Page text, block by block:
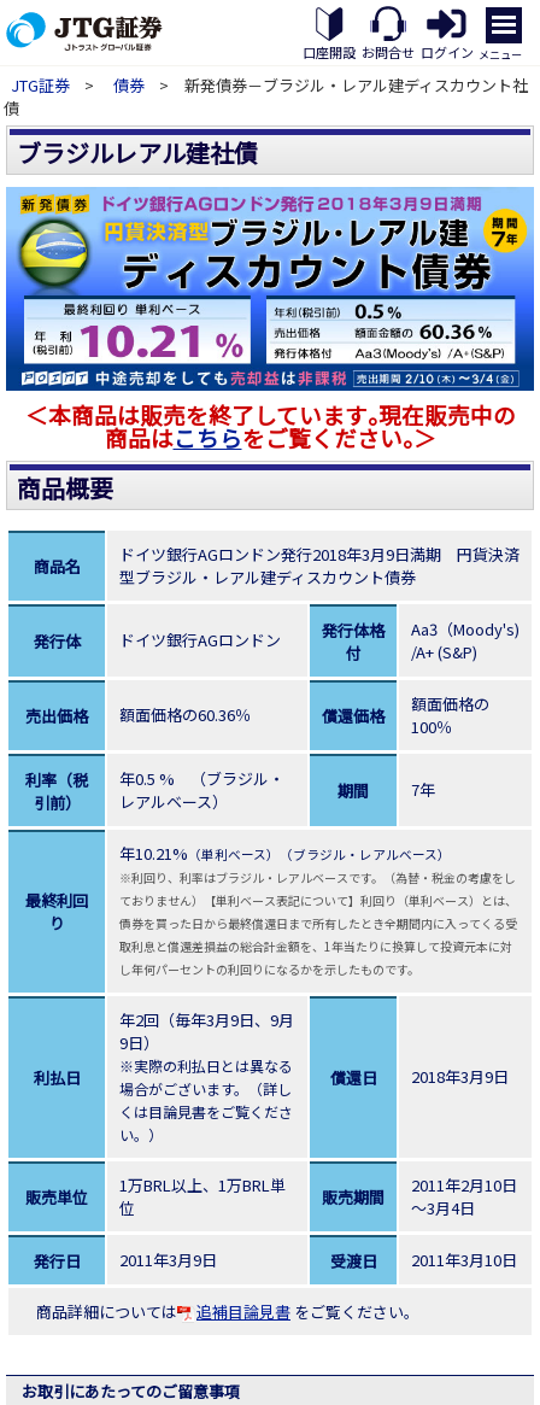
口座開設 お問合せ ログイン
メ
ニ
ュ
ー
開
メニュー
JTG証券 > 債券
> 新発債券－ブラジル・レアル建ディスカウント社
債
ブラジルレアル建社債
＜本商品は販売を終了しています｡現在販売中の
商品はこちらをご覧ください｡＞
商品概要
商品名
ドイツ銀行AGロンドン発行2018年3月9日満期 円貨決済
型ブラジル・レアル建ディスカウント債券
発行体 ドイツ銀行AGロンドン
発行体格
付
Aa3（Moody's)
/A+ (S&P)
売出価格 額面価格の60.36％ 償還価格
額面価格の
100％
利率（税
引前）
年0.5 % （ブラジル・
レアルベース）
期間 7年
最終利回
り
年10.21% （単利ベース）（ブラジル・レアルベース）
※利回り、利率はブラジル・レアルベースです。（為替・税金の考慮をし
ておりません）【単利ベース表記について】利回り（単利ベース）とは、
債券を買った日から最終償還日まで所有したとき全期間内に入ってくる受
取利息と償還差損益の総合計金額を、1年当たりに換算して投資元本に対
し年何パーセントの利回りになるかを示したものです。
利払日
年2回（毎年3月9日、9月
9日）
※実際の利払日とは異なる
場合がございます。（詳し
くは目論見書をご覧くださ
い。）
償還日 2018年3月9日
販売単位
1万BRL以上、1万BRL単
位
販売期間
2011年2月10日
～3月4日
発行日 2011年3月9日 受渡日 2011年3月10日
商品詳細については 追補目論見書 をご覧ください。
お取引にあたってのご留意事項